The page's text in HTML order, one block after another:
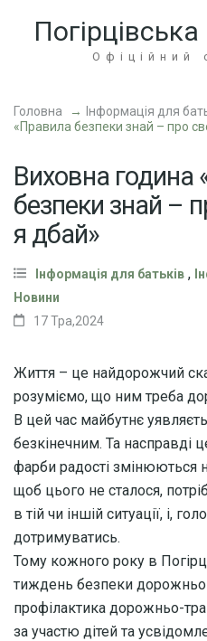
Enter)
Погірцівська
Офіційний
Головна → Інформація для
«Правила безпеки знай – про
Виховна година
безпеки знай –
я дбай»
Інформація для батьків ,
Новини
17 Тра,2024
Життя – це найдорожчий
розуміємо, що ним треба
В цей час майбутнє
безкінечним. Та насправді
фарби радості змінюються
щоб цього не сталося,
в тій чи іншій ситуації, і,
дотримуватись.
Тому кожного року в
тиждень безпеки
профілактика дорожньо-
за участю дітей та